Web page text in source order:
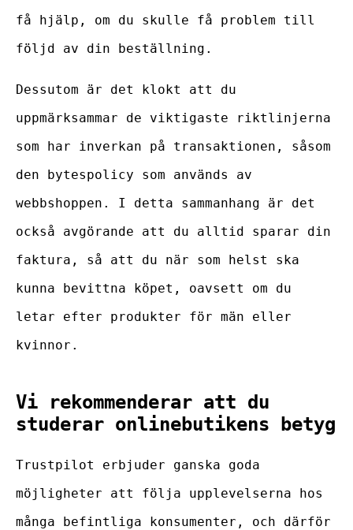
få hjälp, om du skulle få problem till
följd av din beställning.
Dessutom är det klokt att du
uppmärksammar de viktigaste riktlinjerna
som har inverkan på transaktionen, såsom
den bytespolicy som används av
webbshoppen. I detta sammanhang är det
också avgörande att du alltid sparar din
faktura, så att du när som helst ska
kunna bevittna köpet, oavsett om du
letar efter produkter för män eller
kvinnor.
Vi rekommenderar att du
studerar onlinebutikens betyg
Trustpilot erbjuder ganska goda
möjligheter att följa upplevelserna hos
många befintliga konsumenter, och därför